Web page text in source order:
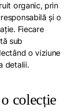
organic, prin
și o
Fiecare
sub
o viziune
detalii.
colecție